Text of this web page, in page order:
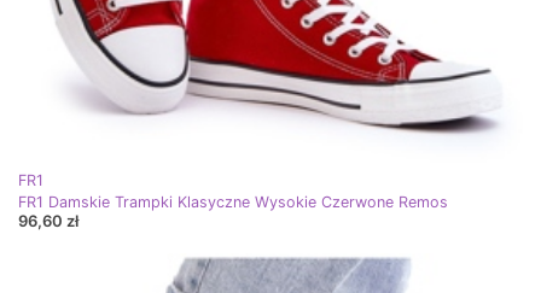
FR1
FR1 Damskie Trampki Klasyczne Wysokie Czerwone Remos
96,60 zł